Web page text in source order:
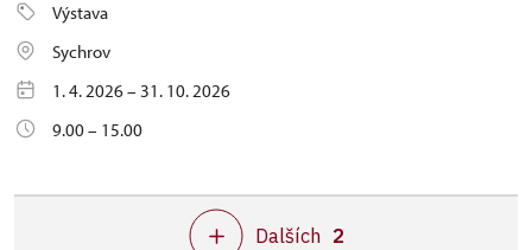
Výstava
Sychrov
1. 4. 2026 – 31. 10. 2026
9.00 – 15.00
Dalších 2